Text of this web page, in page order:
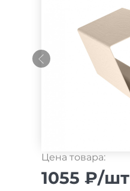
Цена товара:
1055 ₽/шт